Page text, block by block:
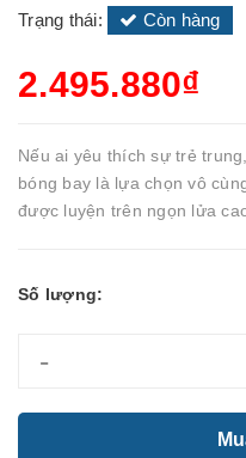
Trạng thái: Còn hàng
2.495.880₫
Nếu ai yêu thích sự trẻ
bóng bay là lựa chọn vô
được luyện trên ngọn lửa
Số lượng:
-